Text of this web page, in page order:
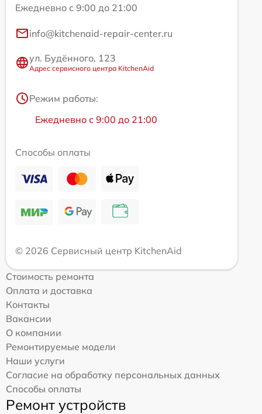
Ежедневно с 9:00 до 21:00
info@kitchenaid-repair-center.ru
ул. Будённого, 123
Адрес сервисного центра KitchenAid
Режим работы:
Ежедневно с 9:00 до 21:00
Способы оплаты
© 2026 Сервисный центр KitchenAid
Стоимость ремонта
Оплата и доставка
Контакты
Вакансии
О компании
Ремонтируемые модели
Наши услуги
Согласие на обработку персональных данных
Способы оплаты
Ремонт устройств